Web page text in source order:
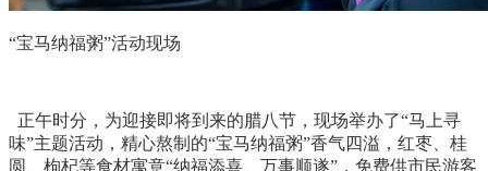
“宝马纳福粥”活动现场
正午时分，为迎接即将到来的腊八节，现场举办了“马上寻
味”主题活动，精心熬制的“宝马纳福粥”香气四溢，红枣、桂
圆、枸杞等食材寓意“纳福添喜、万事顺遂”，免费供市民游客